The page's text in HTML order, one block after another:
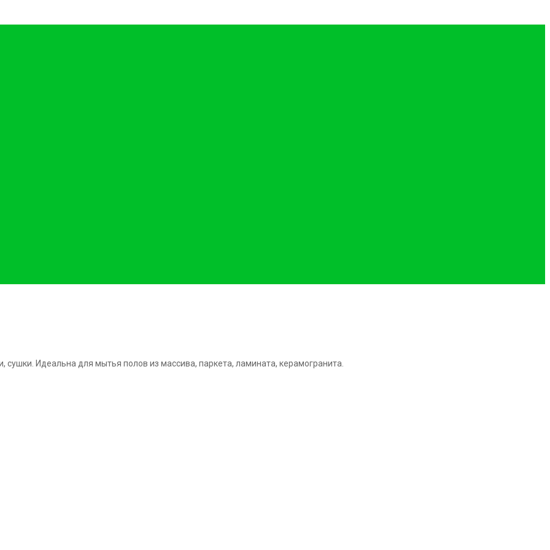
сушки. Идеальна для мытья полов из массива, паркета, ламината, керамогранита.